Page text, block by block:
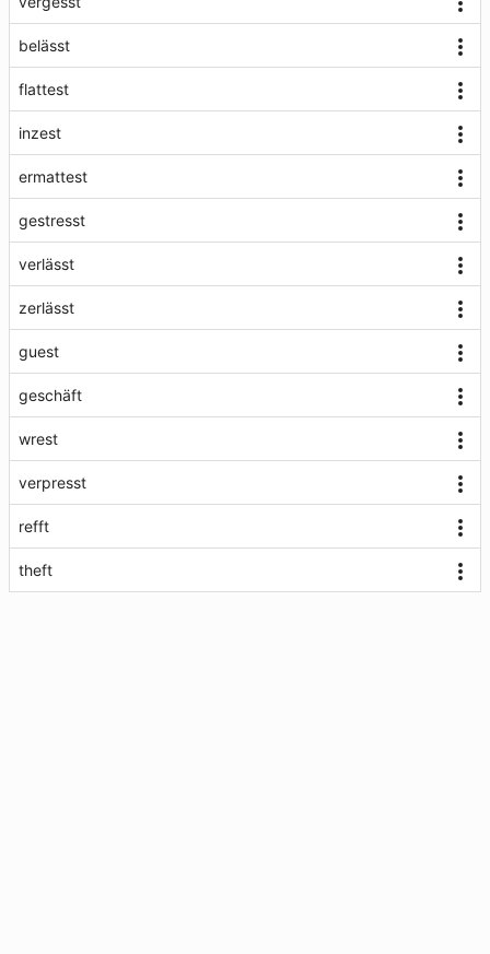
belässt
flattest
inzest
ermattest
gestresst
verlässt
zerlässt
guest
geschäft
wrest
verpresst
refft
theft